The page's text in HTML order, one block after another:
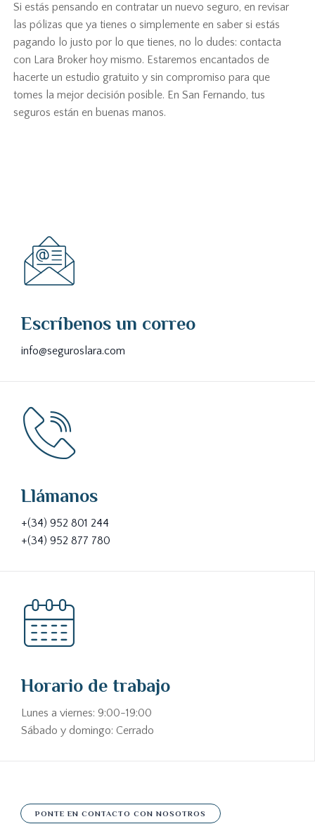
Si estás pensando en contratar un nuevo seguro, en revisar
las pólizas que ya tienes o simplemente en saber si estás
pagando lo justo por lo que tienes, no lo dudes: contacta
con Lara Broker hoy mismo. Estaremos encantados de
hacerte un estudio gratuito y sin compromiso para que
tomes la mejor decisión posible. En San Fernando, tus
seguros están en buenas manos.
Escríbenos un correo
info@seguroslara.com
Llámanos
+(34) 952 801 244
+(34) 952 877 780
Horario de trabajo
Lunes a viernes: 9:00-19:00
Sábado y domingo: Cerrado
PONTE EN CONTACTO CON NOSOTROS